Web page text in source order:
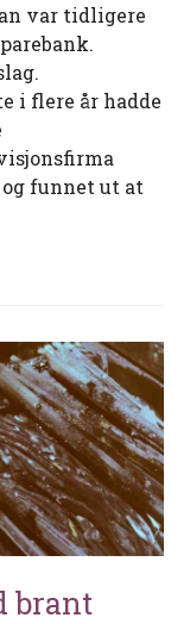
var tidligere
i flere år hadde
funnet ut at
i
brant